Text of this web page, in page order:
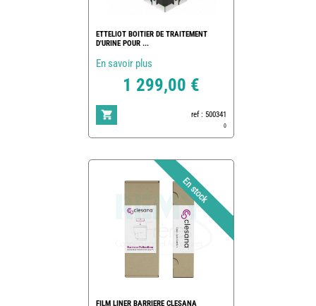
ETTELIOT BOITIER DE TRAITEMENT
D'URINE POUR ...
En savoir plus
1 299,00 €
ref : 500341
0
FILM LINER BARRIERE CLESANA